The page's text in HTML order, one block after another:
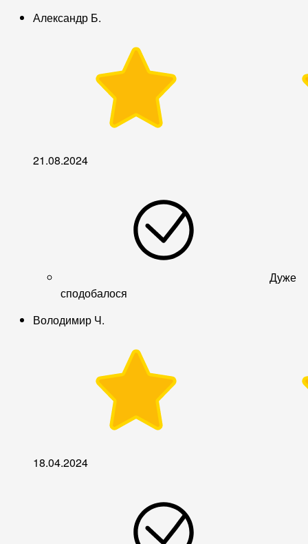
Александр Б.
21.08.2024
Дуже
сподобалося
Володимир Ч.
18.04.2024